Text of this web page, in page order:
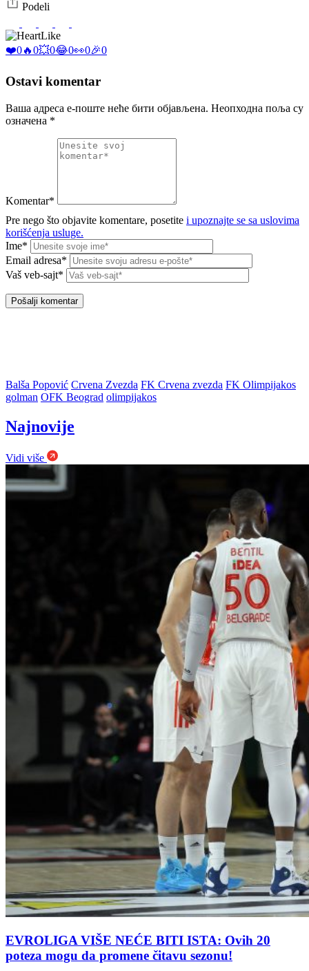
Podeli
Like
❤️0🔥0💥0😂0👀0🎉0
Ostavi komentar
Ваша адреса е-поште неће бити објављена. Неопходна поља су
означена *
Komentar*
Pre nego što objavite komentare, posetite i upoznajte se sa uslovima
korišćenja usluge.
Ime*
Email adresa*
Vaš veb-sajt*
Balša Popović Crvena Zvezda FK Crvena zvezda FK Olimpijakos
golman OFK Beograd olimpijakos
Najnovije
Vidi više
EVROLIGA VIŠE NEĆE BITI ISTA: Ovih 20
poteza mogu da promene čitavu sezonu!